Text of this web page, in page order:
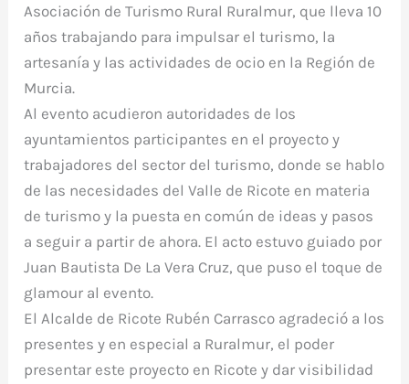
Asociación de Turismo Rural Ruralmur, que lleva 10
años trabajando para impulsar el turismo, la
artesanía y las actividades de ocio en la Región de
Murcia.
Al evento acudieron autoridades de los
ayuntamientos participantes en el proyecto y
trabajadores del sector del turismo, donde se hablo
de las necesidades del Valle de Ricote en materia
de turismo y la puesta en común de ideas y pasos
a seguir a partir de ahora. El acto estuvo guiado por
Juan Bautista De La Vera Cruz, que puso el toque de
glamour al evento.
El Alcalde de Ricote Rubén Carrasco agradeció a los
presentes y en especial a Ruralmur, el poder
presentar este proyecto en Ricote y dar visibilidad